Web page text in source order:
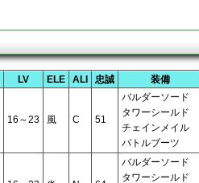
LV ELE ALI 忠誠 装備
16～23 風 C 51
バルダーソード
タワーシールド
チェインメイル
バトルブーツ
バルダーソード
タワーシールド